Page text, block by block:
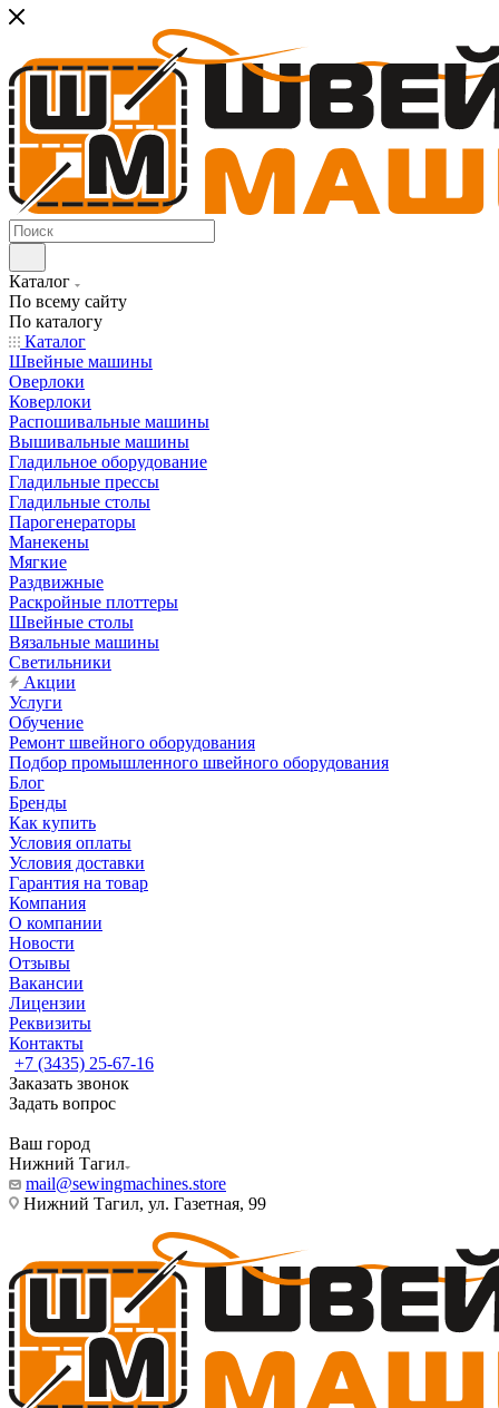
Каталог
По всему сайту
По каталогу
Каталог
Швейные машины
Оверлоки
Коверлоки
Распошивальные машины
Вышивальные машины
Гладильное оборудование
Гладильные прессы
Гладильные столы
Парогенераторы
Манекены
Мягкие
Раздвижные
Раскройные плоттеры
Швейные столы
Вязальные машины
Светильники
Акции
Услуги
Обучение
Ремонт швейного оборудования
Подбор промышленного швейного оборудования
Блог
Бренды
Как купить
Условия оплаты
Условия доставки
Гарантия на товар
Компания
О компании
Новости
Отзывы
Вакансии
Лицензии
Реквизиты
Контакты
+7 (3435) 25-67-16
Заказать звонок
Задать вопрос
Ваш город
Нижний Тагил
mail@sewingmachines.store
Нижний Тагил, ул. Газетная, 99